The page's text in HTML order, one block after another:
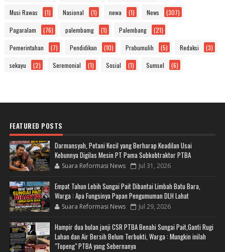
Musi Rawas (1) Nasional (1) newa (1) News (307)
Pagaralam (76) palembamg (1) Palembang (21)
Pemerintahan (7) Pendidikan (10) Prabumulih (5) Redaksi (3)
sekayu (2) Seremonial (1) Sosial (1) Sumsel (6)
FEATURED POSTS
Darmansyah, Petani Kecil yang Berharap Keadilan Usai
Kebunnya Digilas Mesin PT Pama Subkobtraktor PTBA
Suara Reformasi News Jul 31, 2026
Empat Tahun Lebih Sungai Pait Dibantai Limbah Batu Bara,
Warga : Apa Fungsinya Papan Pengumuman DLH Lahat
Suara Reformasi News Jul 29, 2026
Hampir dua bulan janji CSR PTBA Benahi Sungai Pait,Ganti Rugi
Lahan dan Air Bersih Belum Terbukti, Warga : Mungkin inilah
"Topeng" PTBA yang Sebernanya